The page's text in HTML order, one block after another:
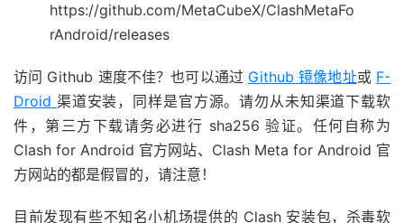
https://github.com/MetaCubeX/ClashMetaFo
rAndroid/releases
访问 Github 速度不佳？也可以通过 Github 镜像地址或 F-
Droid 渠道安装，同样是官方源。请勿从未知渠道下载软
件，第三方下载请务必进行 sha256 验证。任何自称为
Clash for Android 官方网站、Clash Meta for Android 官
方网站的都是假冒的，请注意！
目前发现有些不知名小机场提供的 Clash 安装包，杀毒软